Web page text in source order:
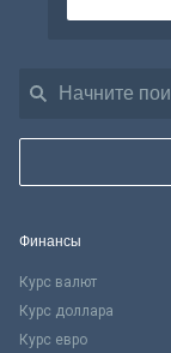
Финансы
Курс валют
Курс доллара
Курс евро